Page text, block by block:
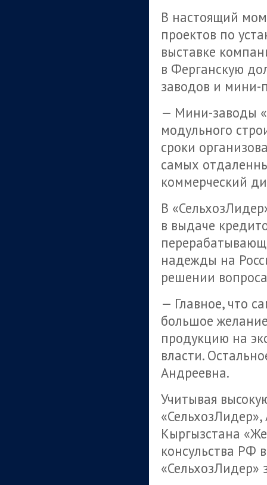
В настоящий
проектов по
выставке
в Ферганскую
заводов и мини-
— Мини-заводы
модульного
сроки
самых
коммерческий
В
в выдаче
надежды на
решении
— Главное, что
большое
продукцию на
власти.
Андреевна.
Учитывая
Кыргызстана
консульства РФ
«СельхозЛидер»